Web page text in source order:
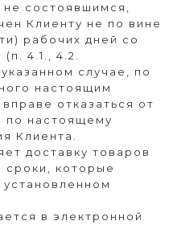
состоявшимся,
Клиенту не по вине
рабочих дней со
4.1., 4.2.
случае, по
настоящим
отказаться от
по настоящему
Клиента.
доставку товаров
которые
в электронной